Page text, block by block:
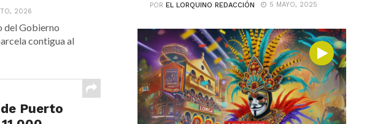
2026
del Gobierno
contigua al
Puerto
POREL LORQUINO REDACCIÓN 5 MAYO, 2025